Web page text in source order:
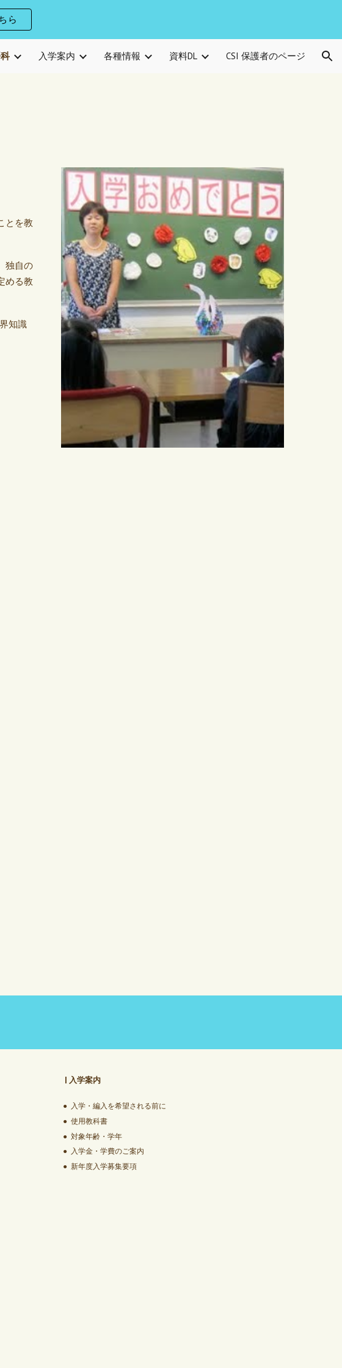
Skip to navigation
ら
入学案内 各種情報 資料DL CSI 保護者のページ
とを教
独自の
める教
知識
| 入学案内
● 入学・編入を希望される前に
●使用教科書
●対象年齢・学年
● 入学金・学費のご案内
●新年度入学募集要項